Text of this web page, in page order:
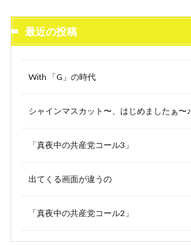
最近の投稿
With 「G」の時代
シャインマスカット〜、はじめましたぁ〜♪
「真夜中の共産党コール3」
出てくる画面が違うの
「真夜中の共産党コール2」